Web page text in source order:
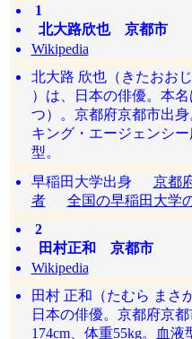
1
北大路欣也 京都市
Wikipedia
北大路 欣也（きたおお
）は、日本の俳優。本
つ）。京都府京都市出
キング・エージェンシ
型。
早稲田大学出身 京都
者
全国の早稲田大学
2
田村正和 京都市
Wikipedia
田村 正和（たむら まさ
日本の俳優。京都府京
174cm、体重55kg。血